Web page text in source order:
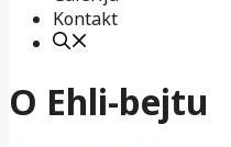
Kontakt
O Ehli-bejtu